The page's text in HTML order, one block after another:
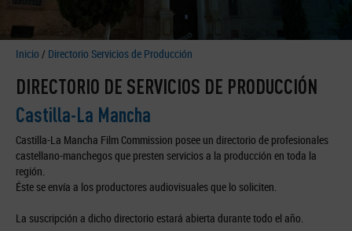
Inicio / Directorio Servicios de Producción
DIRECTORIO DE SERVICIOS DE PRODUCCIÓN
Castilla-La Mancha
Castilla-La Mancha Film Commission posee un directorio de profesionales
castellano-manchegos que presten servicios a la producción en toda la
región.
Éste se envía a los productores audiovisuales que lo soliciten.
La suscripción a dicho directorio estará abierta durante todo el año.